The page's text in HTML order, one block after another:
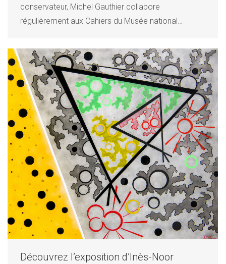
conservateur, Michel Gauthier collabore
régulièrement aux Cahiers du Musée national…
Découvrez l’exposition d’Inès-Noor